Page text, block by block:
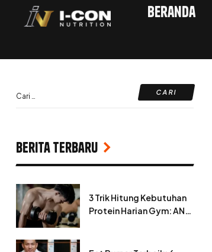
Beranda
Berita Terbaru
3 Trik Hitung Kebutuhan
Protein Harian Gym: ANTI